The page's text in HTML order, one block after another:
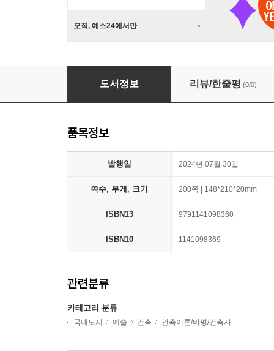
오직, 예스24에서만
도서정보 리뷰/한줄평 (0/0)
품목정보
발행일 2024년 07월 30일
쪽수, 무게, 크기 200쪽 | 148*210*20mm
ISBN13 9791141098360
ISBN10 1141098369
관련분류
카테고리 분류
국내도서 예술 건축 건축이론/비평/건축사